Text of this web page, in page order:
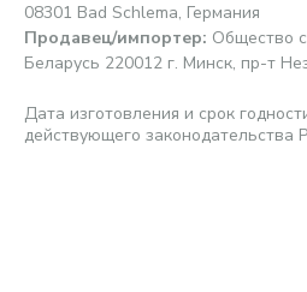
08301 Bad Schlema, Германия
Продавец/импортер: Общество
Беларусь 220012 г. Минск, пр-т
Дата изготовления и срок
действующего законодательства